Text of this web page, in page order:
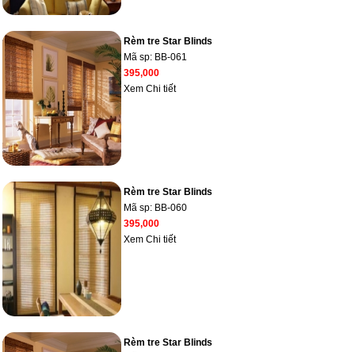
Rèm tre Star Blinds
Mã sp: BB-061
395,000
Xem Chi tiết
Rèm tre Star Blinds
Mã sp: BB-060
395,000
Xem Chi tiết
Rèm tre Star Blinds